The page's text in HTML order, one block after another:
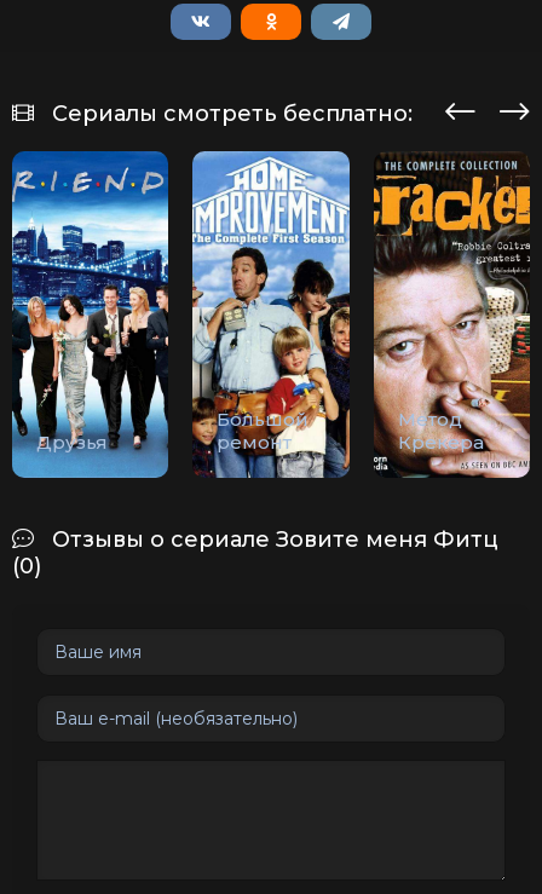
Сериалы смотреть бесплатно:
Друзья
Большой
ремонт
Метод
Крекера
Отзывы о сериале Зовите меня Фитц
(0)